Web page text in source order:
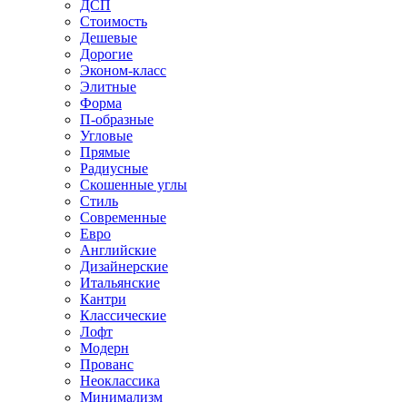
ДСП
Стоимость
Дешевые
Дорогие
Эконом-класс
Элитные
Форма
П-образные
Угловые
Прямые
Радиусные
Скошенные углы
Стиль
Современные
Евро
Английские
Дизайнерские
Итальянские
Кантри
Классические
Лофт
Модерн
Прованс
Неоклассика
Минимализм